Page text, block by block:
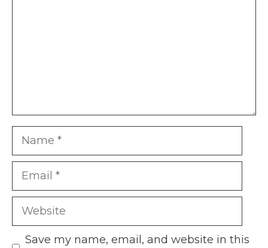
Name
Email
Website
Save my name, email, and website in this